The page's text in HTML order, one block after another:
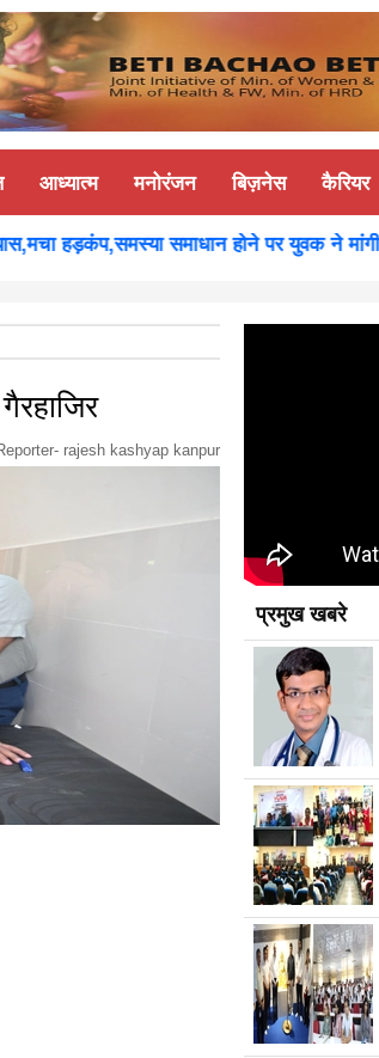
आध्यात्म मनोरंजन बिज़नेस कैरियर
हड़कंप,समस्या समाधान होने पर युवक ने मांगी
rajesh kashyap kanpur
प्रमुख खबरे